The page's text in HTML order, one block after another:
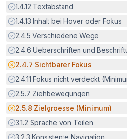
Erfüllt:
1.4.12 Textabstand
Erfüllt:
1.4.13 Inhalt bei Hover oder Fokus
Erfüllt:
2.4.5 Verschiedene Wege
Erfüllt:
2.4.6 Ueberschriften und
Potenzielle Barriere:
2.4.7 Sichtbarer Fokus
Erfüllt:
2.4.11 Fokus nicht verdeckt
Erfüllt:
2.5.7 Ziehbewegungen
Potenzielle Barriere:
2.5.8 Zielgroesse (Minimum)
Erfüllt:
3.1.2 Sprache von Teilen
Erfüllt:
3.2.3 Konsistente Navigation